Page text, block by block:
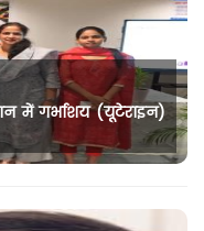
में गर्भाशय (यूटेराइन)